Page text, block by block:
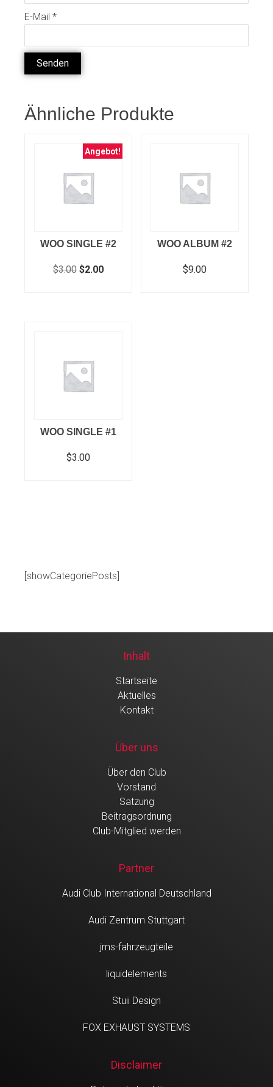
E-Mail *
Ähnliche Produkte
Angebot!
WOO SINGLE #2
$3.00 $2.00
WOO ALBUM #2
$9.00
WOO SINGLE #1
$3.00
[showCategoriePosts]
Inhalt
Startseite
Aktuelles
Kontakt
Über uns
Über den Club
Vorstand
Satzung
Beitragsordnung
Club-Mitglied werden
Partner
Audi Club International Deutschland
Audi Zentrum Stuttgart
jms-fahrzeugteile
liquidelements
Stuii Design
FOX EXHAUST SYSTEMS
Disclaimer